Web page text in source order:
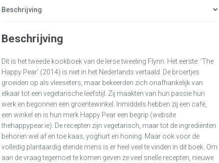
Beschrijving
Beschrijving
Dit is het tweede kookboek van de Ierse tweeling Flynn. Het eerste: ‘The
Happy Pear’ (2014) is niet in het Nederlands vertaald. De broertjes
groeiden op als vleeseters, maar bekeerden zich onafhankelijk van
elkaar tot een vegetarische leefstijl. Zij maakten van hun passie hun
werk en begonnen een groentewinkel. Inmiddels hebben zij een café,
een winkel en is hun merk Happy Pear een begrip (website
thehappypear.ie). De recepten zijn vegetarisch, maar tot de ingrediënten
behoren wel af en toe kaas, yoghurt en honing. Maar ook voor de
volledig plantaardig etende mens is er heel veel te vinden in dit boek. Om
aan de vraag tegemoet te komen geven ze veel snelle recepten, nieuwe